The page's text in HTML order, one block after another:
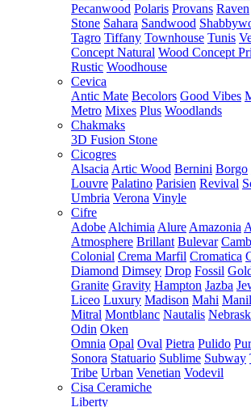
Pecanwood Polaris Provans Raven
Stone Sahara Sandwood
Tagro Tiffany Townhouse Tunis
Concept Natural Wood Concept
Rustic Woodhouse
Cevica
Antic Mate Becolors Good Vibes
Metro Mixes Plus Woodlands
Chakmaks
3D Fusion Stone
Cicogres
Alsacia Artic Wood Bernini Borgo
Louvre Palatino Parisien Revival
Umbria Verona Vinyle
Cifre
Adobe Alchimia Alure Amazonia
Atmosphere Brillant Bulevar
Colonial Crema Marfil Cromatica
Diamond Dimsey Drop Fossil
Granite Gravity Hampton Jazba
Liceo Luxury Madison Mahi
Mitral Montblanc Nautalis
Odin Oken
Omnia Opal Oval Pietra Pulido
Sonora Statuario Sublime Subway
Tribe Urban Venetian Vodevil
Cisa Ceramiche
Liberty